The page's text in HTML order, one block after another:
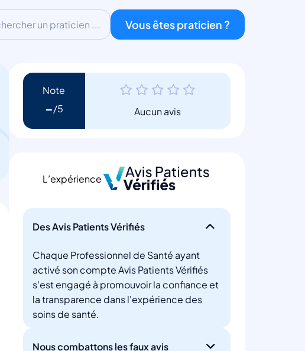
un praticien ... Vous êtes praticien ?
Note
- Aucun avis
L’expérience
Des Avis Patients Vérifiés
Chaque Professionnel de Santé ayant
activé son compte Avis Patients Vérifiés
s'est engagé à promouvoir la confiance et
la transparence dans l'expérience des
soins de santé.
Nous combattons les faux avis